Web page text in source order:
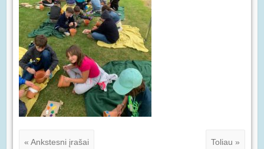
« Ankstesni įrašai Toliau »